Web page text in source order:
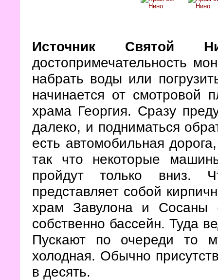
Источник Святой
достопримечательность
набрать воды или
начинается от смотровой
храма Георгия. Сразу
далеко, и подниматься
есть автомобильная
так что некоторые
пройдут только вниз.
представляет собой
храм Завулона и
собственно бассейн. Туда
Пускают по очереди то
холодная. Обычно
в десять.